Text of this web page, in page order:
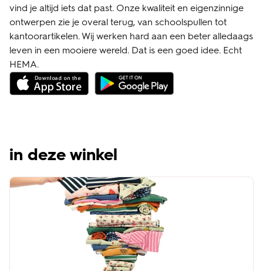
vind je altijd iets dat past. Onze kwaliteit en eigenzinnige
ontwerpen zie je overal terug, van schoolspullen tot
kantoorartikelen. Wij werken hard aan een beter alledaags
leven in een mooiere wereld. Dat is een goed idee. Echt
HEMA.
in deze winkel